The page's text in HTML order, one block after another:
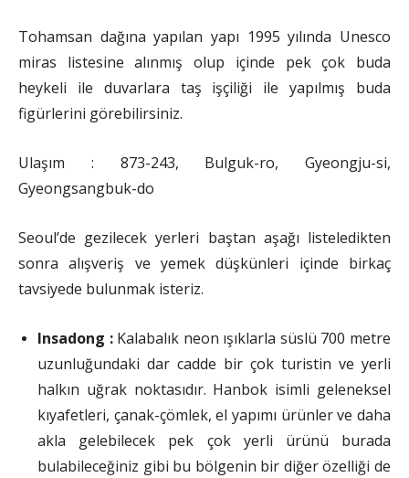
Tohamsan dağına yapılan yapı 1995 yılında Unesco
miras listesine alınmış olup içinde pek çok buda
heykeli ile duvarlara taş işçiliği ile yapılmış buda
figürlerini görebilirsiniz.
Ulaşım : 873-243, Bulguk-ro, Gyeongju-si,
Gyeongsangbuk-do
Seoul’de gezilecek yerleri baştan aşağı listeledikten
sonra alışveriş ve yemek düşkünleri içinde birkaç
tavsiyede bulunmak isteriz.
Insadong :Kalabalık neon ışıklarla süslü 700 metre
uzunluğundaki dar cadde bir çok turistin ve yerli
halkın uğrak noktasıdır. Hanbok isimli geleneksel
kıyafetleri, çanak-çömlek, el yapımı ürünler ve daha
akla gelebilecek pek çok yerli ürünü burada
bulabileceğiniz gibi bu bölgenin bir diğer özelliği de